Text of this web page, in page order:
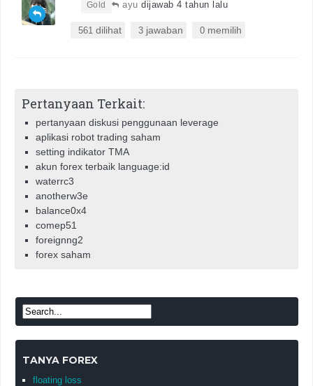
ayu dijawab 4 tahun lalu
Gold
561 dilihat 3 jawaban 0 memilih
Pertanyaan Terkait:
pertanyaan diskusi penggunaan leverage
aplikasi robot trading saham
setting indikator TMA
akun forex terbaik language:id
waterrc3
anotherw3e
balance0x4
comep51
foreignng2
forex saham
TANYA FOREX
floating loss